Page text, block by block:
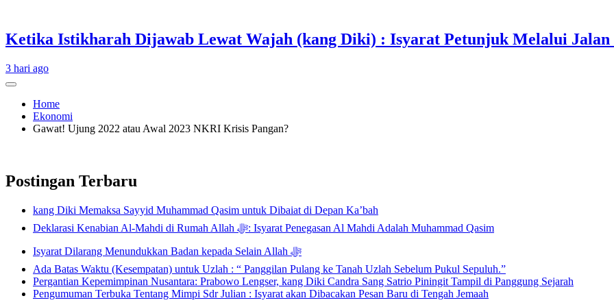
Ketika Istikharah Dijawab Lewat Wajah (kang Diki) : Isyarat Petunjuk Melalui
3 hari ago
Home
Ekonomi
Gawat! Ujung 2022 atau Awal 2023 NKRI Krisis Pangan?
Postingan Terbaru
kang Diki Memaksa Sayyid Muhammad Qasim untuk Dibaiat di Depan Ka’bah
Deklarasi Kenabian Al-Mahdi di Rumah Allah ﷻ: Isyarat Penegasan Al Mahdi Adalah Muhammad Qasim
Isyarat Dilarang Menundukkan Badan kepada Selain Allah ﷻ
Ada Batas Waktu (Kesempatan) untuk Uzlah : “ Panggilan Pulang ke Tanah Uzlah Sebelum Pukul Sepuluh.”
Pergantian Kepemimpinan Nusantara: Prabowo Lengser, kang Diki Candra Sang Satrio Piningit Tampil di Panggung Sejarah
Pengumuman Terbuka Tentang Mimpi Sdr Julian : Isyarat akan Dibacakan Pesan Baru di Tengah Jemaah